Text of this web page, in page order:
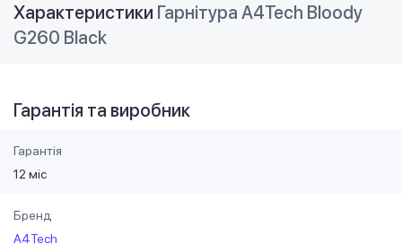
Характеристики Гарнітура A4Tech Bloody
G260 Black
Гарантія та виробник
Гарантія
12 міс
Бренд
A4Tech